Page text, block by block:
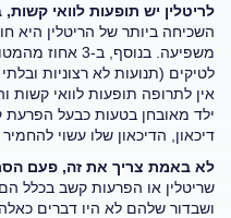
לריטלין יש תופעות לוואי קשות,
השכיחה ביותר של הריטלין היא
משפיעה. בנוסף,
לטיקים (תנועות לא רצוניות
אין לתרופה תופעות לוואי קשות
ילד מאובחן בטעות כבעל
דיכאון, הדיכאון שלו עשוי להחמיר
לא באמת צריך את זה, פעם
שריטלין או הפרעות קשב בכלל
ושבדור שלהם לא היו דברים